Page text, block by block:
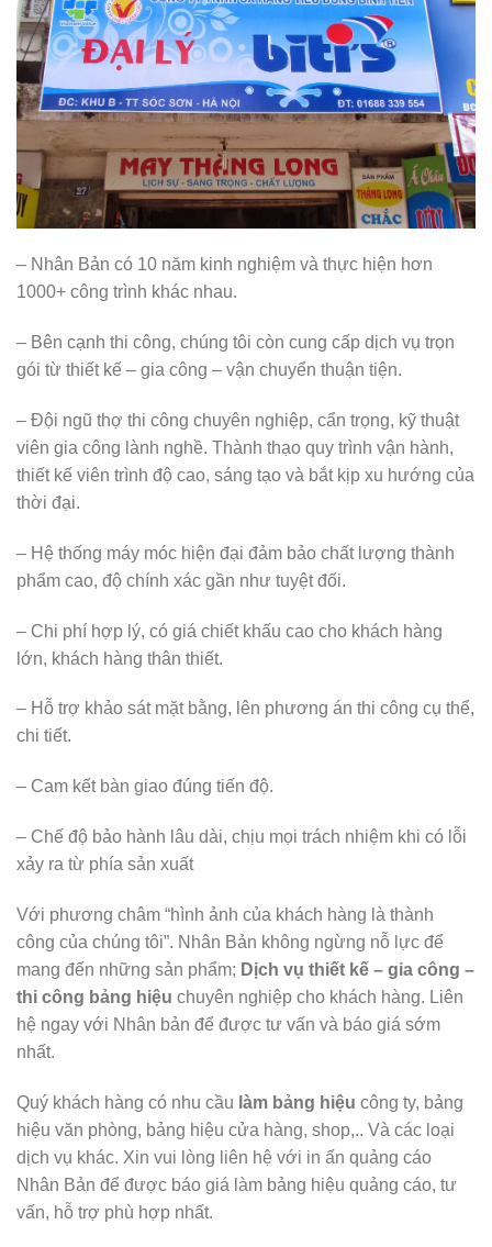
– Nhân Bản có 10 năm kinh nghiệm và thực hiện hơn
1000+ công trình khác nhau.
– Bên cạnh thi công, chúng tôi còn cung cấp dịch vụ trọn
gói từ thiết kế – gia công – vận chuyển thuận tiện.
– Đội ngũ thợ thi công chuyên nghiệp, cẩn trọng, kỹ thuật
viên gia công lành nghề. Thành thạo quy trình vận hành,
thiết kế viên trình độ cao, sáng tạo và bắt kịp xu hướng của
thời đại.
– Hệ thống máy móc hiện đại đảm bảo chất lượng thành
phẩm cao, độ chính xác gần như tuyệt đối.
– Chi phí hợp lý, có giá chiết khấu cao cho khách hàng
lớn, khách hàng thân thiết.
– Hỗ trợ khảo sát mặt bằng, lên phương án thi công cụ thể,
chi tiết.
– Cam kết bàn giao đúng tiến độ.
– Chế độ bảo hành lâu dài, chịu mọi trách nhiệm khi có lỗi
xảy ra từ phía sản xuất
Với phương châm “hình ảnh của khách hàng là thành
công của chúng tôi”. Nhân Bản không ngừng nỗ lực để
mang đến những sản phẩm; Dịch vụ thiết kế – gia công –
thi công bảng hiệu chuyên nghiệp cho khách hàng. Liên
hệ ngay với Nhân bản để được tư vấn và báo giá sớm
nhất.
Quý khách hàng có nhu cầu làm bảng hiệu công ty, bảng
hiệu văn phòng, bảng hiệu cửa hàng, shop,.. Và các loại
dịch vụ khác. Xin vui lòng liên hệ với in ấn quảng cáo
Nhân Bản để được báo giá làm bảng hiệu quảng cáo, tư
vấn, hỗ trợ phù hợp nhất.